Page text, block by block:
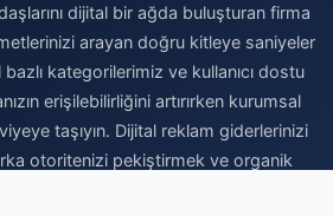
dijital bir ağda buluşturan firma
arayan doğru kitleye saniyeler
kategorilerimiz ve kullanıcı dostu
erişilebilirliğini artırırken kurumsal
taşıyın. Dijital reklam giderlerinizi
otoritenizi pekiştirmek ve organik